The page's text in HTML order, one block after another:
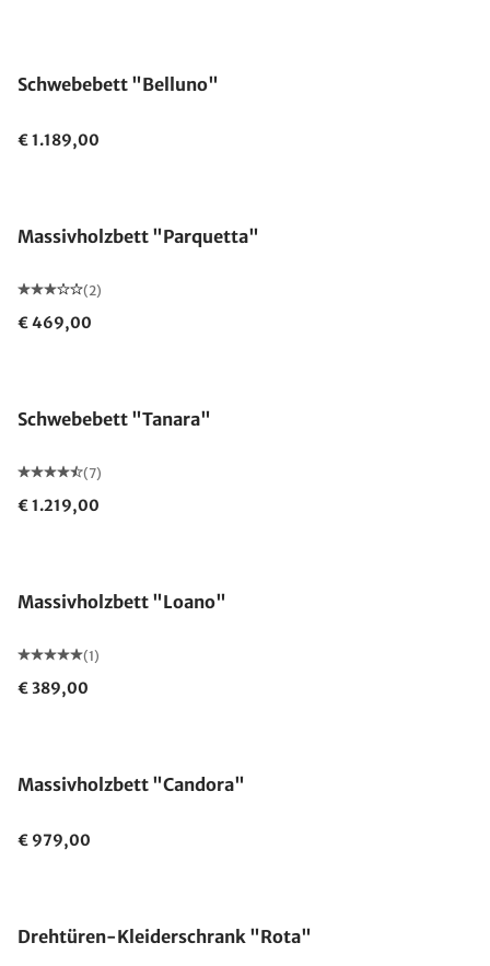
Schwebebett "Belluno"
€ 1.189,00
Massivholzbett "Parquetta"
(2)
€ 469,00
Schwebebett "Tanara"
(7)
€ 1.219,00
Massivholzbett "Loano"
(1)
€ 389,00
Massivholzbett "Candora"
€ 979,00
Drehtüren-Kleiderschrank "Rota"